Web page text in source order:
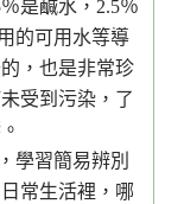
是鹹水，2.5％
的可用水等導
，也是非常珍
受到污染，了
學習簡易辨別
常生活裡，哪